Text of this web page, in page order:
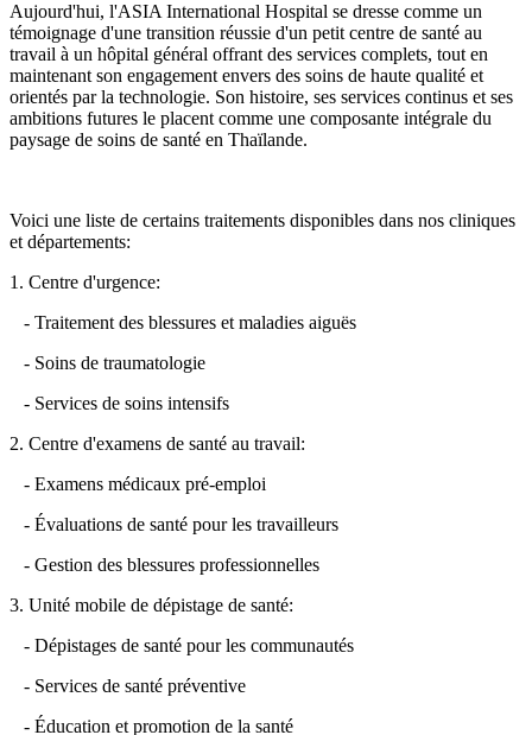
Aujourd'hui, l'ASIA International Hospital se dresse comme un
témoignage d'une transition réussie d'un petit centre de santé au
travail à un hôpital général offrant des services complets, tout en
maintenant son engagement envers des soins de haute qualité et
orientés par la technologie. Son histoire, ses services continus et ses
ambitions futures le placent comme une composante intégrale du
paysage de soins de santé en Thaïlande.
Voici une liste de certains traitements disponibles dans nos cliniques
et départements:
1. Centre d'urgence:
- Traitement des blessures et maladies aiguës
- Soins de traumatologie
- Services de soins intensifs
2. Centre d'examens de santé au travail:
- Examens médicaux pré-emploi
- Évaluations de santé pour les travailleurs
- Gestion des blessures professionnelles
3. Unité mobile de dépistage de santé:
- Dépistages de santé pour les communautés
- Services de santé préventive
- Éducation et promotion de la santé